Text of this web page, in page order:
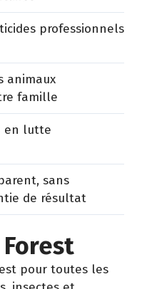
professionnels
animaux
famille
en lutte
sans
de résultat
pour toutes les